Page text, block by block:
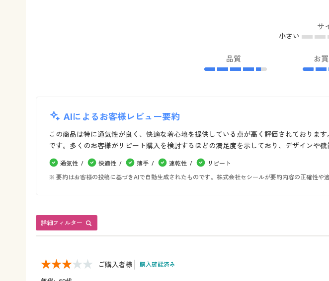
サ
小さい
品質 お
AIによるお客様レビュー要約
この商品は特に通気性が良く、快適な着心地を提供している点が高く評価されておりま
です。多くのお客様がリピート購入を検討するほどの満足度を示しており、デザインや機
通気性 快適性 薄手 速乾性
リピート
※ 要約はお客様の投稿に基づきAIで自動生成されたものです。株式会社セシールが要約内容の正確性や
詳細フィルター
ご購入者様 購入確認済み